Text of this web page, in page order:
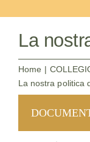
Chi siamo
Vita del
La
La
Home
La nostra politica